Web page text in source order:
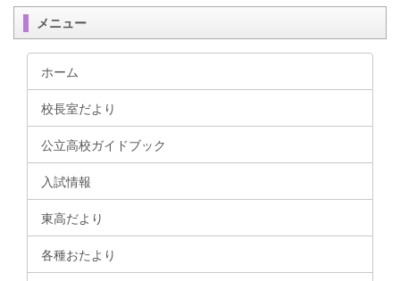
メニュー
ホーム
校長室だより
公立高校ガイドブック
入試情報
東高だより
各種おたより